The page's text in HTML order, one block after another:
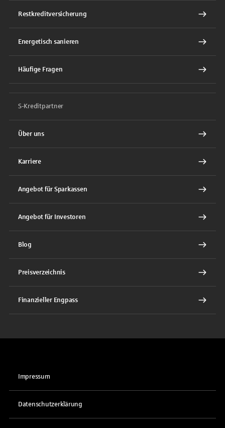
Restkreditversicherung
Energetisch sanieren
Häufige Fragen
S-Kreditpartner
Über uns
Karriere
Angebot für Sparkassen
Angebot für Investoren
Blog
Preisverzeichnis
Finanzieller Engpass
Impressum
Datenschutzerklärung